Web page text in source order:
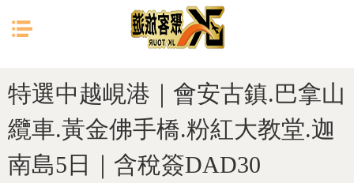
目前位置： 中南半島 越南(中越峴港)
特選中越峴港｜會安古鎮.巴拿山
纜車.黃金佛手橋.粉紅大教堂.迦
南島5日｜含稅簽DAD30